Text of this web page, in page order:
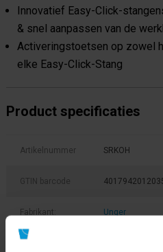
Innovatief Easy-Click-
& snel aanpassen van de
Activeringstoetsen op zowel
elke Easy-Click-Stang
Product specificaties
Artikelnummer SRKOH
GTIN barcode
Fabrikant: Unger